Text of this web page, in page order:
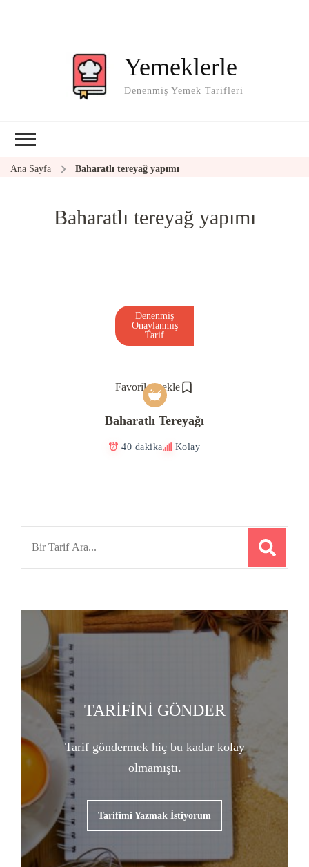
Yemeklerle
Denenmiş Yemek Tarifleri
Ana Sayfa Baharatlı tereyağ yapımı
Baharatlı tereyağ yapımı
Favorilere ekle
Denenmiş
Onaylanmış
Tarif
Baharatlı Tereyağı
40 dakika Kolay
TARİFİNİ GÖNDER
Tarif göndermek hiç bu kadar kolay
olmamıştı.
Tarifimi Yazmak İstiyorum